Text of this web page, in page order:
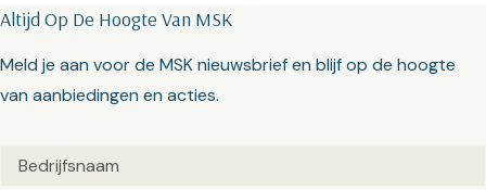
Altijd Op De Hoogte Van MSK
Meld je aan voor de MSK nieuwsbrief en blijf op de hoogte
van aanbiedingen en acties.
Untitled(Vereist)